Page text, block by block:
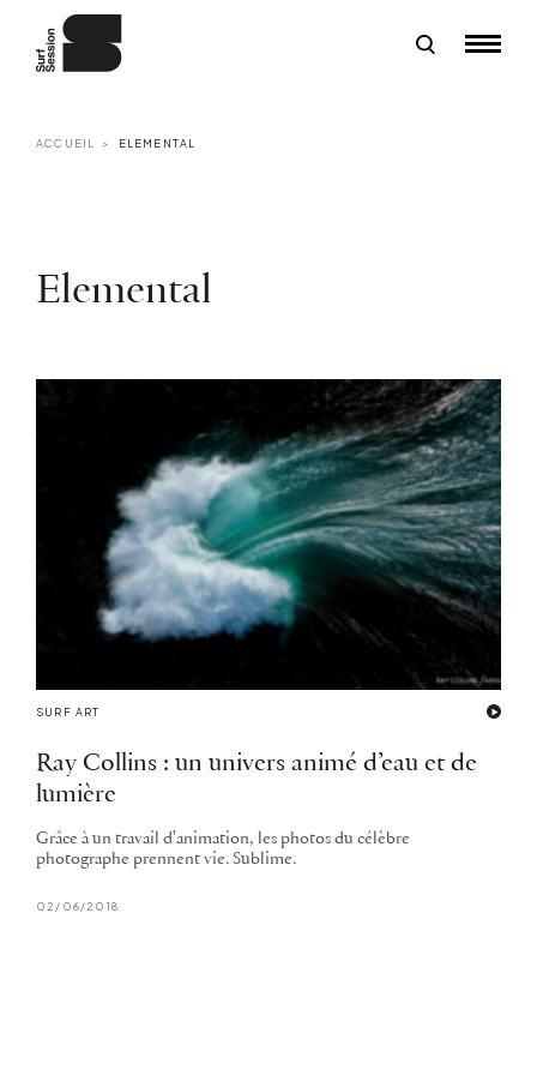
ACCUEIL ELEMENTAL
Elemental
SURF ART
Ray Collins : un univers animé d’eau et de
lumière
Grâce à un travail d'animation, les photos du célèbre
photographe prennent vie. Sublime.
02/06/2018